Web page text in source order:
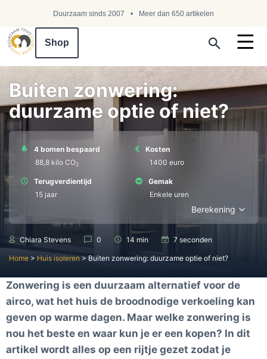
Duurzaam sinds 2007 Meer dan 650 artikelen
Shop
Buiten zonwering:
duurzame optie of niet?
4 bomen bespaard
88,8 kilo СО2
Kosten
1400 euro
Terugverdientijd
15 jaar
Gemak
Enkele uren
Berekening
Chiara Stevens 0 14 min 7 seconden
Home > Huis isoleren > Buiten zonwering: duurzame optie of niet?
Zonwering is een duurzaam alternatief voor de
airco, wat het huis de broodnodige verkoeling kan
geven op warme dagen. Maar welke zonwering is
nou het beste en waar kun je er een kopen? In dit
artikel wordt alles op een rijtje gezet zodat je